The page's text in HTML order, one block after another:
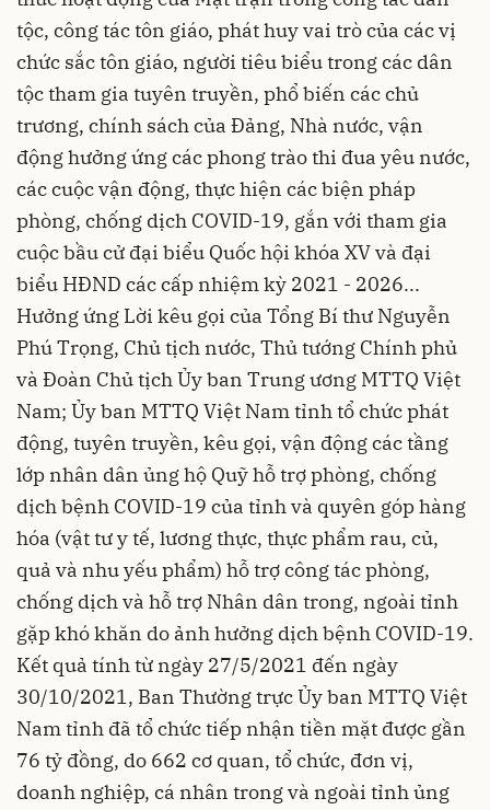
tộc, công tác tôn giáo, phát huy vai trò của các vị
chức sắc tôn giáo, người tiêu biểu trong các dân
tộc tham gia tuyên truyền, phổ biến các chủ
trương, chính sách của Đảng, Nhà nước, vận
động hưởng ứng các phong trào thi đua yêu nước,
các cuộc vận động, thực hiện các biện pháp
phòng, chống dịch COVID-19, gắn với tham gia
cuộc bầu cử đại biểu Quốc hội khóa XV và đại
biểu HĐND các cấp nhiệm kỳ 2021 - 2026...
Hưởng ứng Lời kêu gọi của Tổng Bí thư Nguyễn
Phú Trọng, Chủ tịch nước, Thủ tướng Chính phủ
và Đoàn Chủ tịch Ủy ban Trung ương MTTQ Việt
Nam; Ủy ban MTTQ Việt Nam tỉnh tổ chức phát
động, tuyên truyền, kêu gọi, vận động các tầng
lớp nhân dân ủng hộ Quỹ hỗ trợ phòng, chống
dịch bệnh COVID-19 của tỉnh và quyên góp hàng
hóa (vật tư y tế, lương thực, thực phẩm rau, củ,
quả và nhu yếu phẩm) hỗ trợ công tác phòng,
chống dịch và hỗ trợ Nhân dân trong, ngoài tỉnh
gặp khó khăn do ảnh hưởng dịch bệnh COVID-19.
Kết quả tính từ ngày 27/5/2021 đến ngày
30/10/2021, Ban Thường trực Ủy ban MTTQ Việt
Nam tỉnh đã tổ chức tiếp nhận tiền mặt được gần
76 tỷ đồng, do 662 cơ quan, tổ chức, đơn vị,
doanh nghiệp, cá nhân trong và ngoài tỉnh ủng